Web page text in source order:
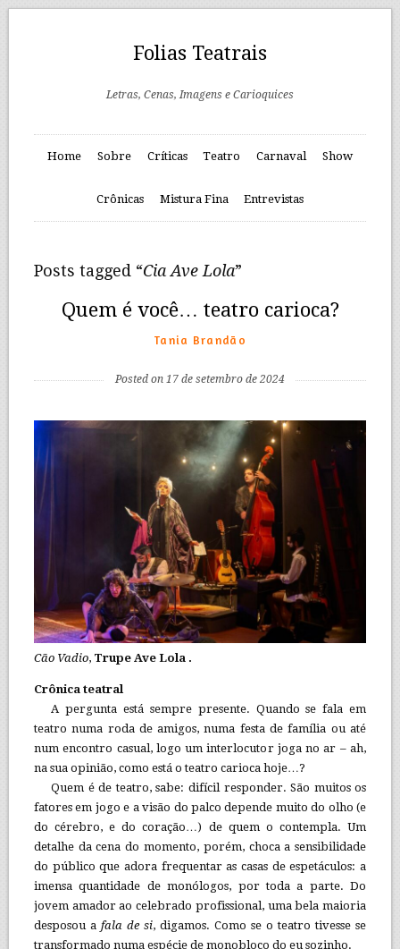
Folias Teatrais
Letras, Cenas, Imagens e Carioquices
Home Sobre Críticas Teatro Carnaval Show
Crônicas Mistura Fina Entrevistas
Posts tagged “Cia Ave Lola”
Quem é você… teatro carioca?
Tania Brandão
Posted on 17 de setembro de 2024
Cão Vadio, Trupe Ave Lola .
Crônica teatral
A pergunta está sempre presente. Quando se fala em
teatro numa roda de amigos, numa festa de família ou até
num encontro casual, logo um interlocutor joga no ar – ah,
na sua opinião, como está o teatro carioca hoje…?
Quem é de teatro, sabe: difícil responder. São muitos os
fatores em jogo e a visão do palco depende muito do olho (e
do cérebro, e do coração…) de quem o contempla. Um
detalhe da cena do momento, porém, choca a sensibilidade
do público que adora frequentar as casas de espetáculos: a
imensa quantidade de monólogos, por toda a parte. Do
jovem amador ao celebrado profissional, uma bela maioria
desposou a fala de si, digamos. Como se o teatro tivesse se
transformado numa espécie de monobloco do eu sozinho.